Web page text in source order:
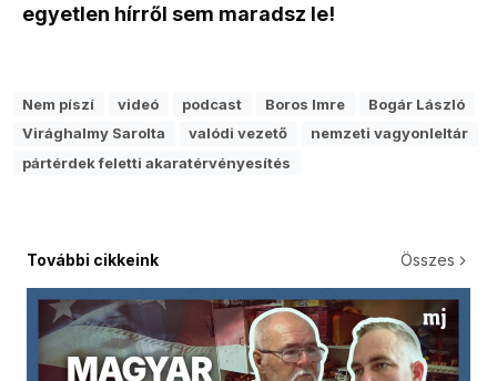
egyetlen hírről sem maradsz le!
Nem píszí videó podcast Boros Imre
Bogár László
Virághalmy Sarolta
valódi vezető
nemzeti vagyonleltár
pártérdek feletti akaratérvényesítés
További cikkeink Összes